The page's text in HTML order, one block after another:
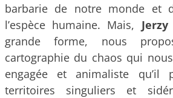
barbarie de notre monde et
l’espèce humaine. Mais,
grande forme, nous
cartographie du chaos qui
engagée et animaliste qu’il
territoires singuliers et